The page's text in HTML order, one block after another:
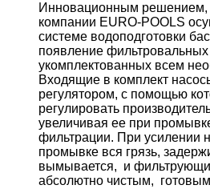
Инновационным решением,
компании EURO-POOLS
системе водоподготовки
появление фильтровальных
укомплектованных всем
Входящие в комплект
регулятором, с помощью
регулировать
увеличивая ее при
фильтрации. При усилении
промывке вся грязь,
вымывается, и
абсолютно чистым,